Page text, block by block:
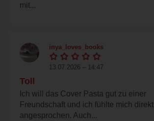
mit...
inya_loves_books
13.07.2026 – 14:47
Toll
Ich will das Cover Pasta gut zu einer
Freundschaft und ich fühlte mich direkt
angesprochen. Auch...